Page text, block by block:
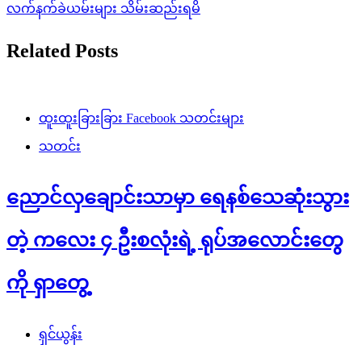
လက်နက်ခဲယမ်းများ သိမ်းဆည်းရမိ
Related Posts
ထူးထူးခြားခြား Facebook သတင်းများ
သတင်း
ညောင်လှချောင်းသာမှာ ရေနစ်သေဆုံးသွား
တဲ့ ကလေး ၄ ဦးစလုံးရဲ့ ရုပ်အလောင်းတွေ
ကို ရှာတွေ့
ရှင်ယွန်း